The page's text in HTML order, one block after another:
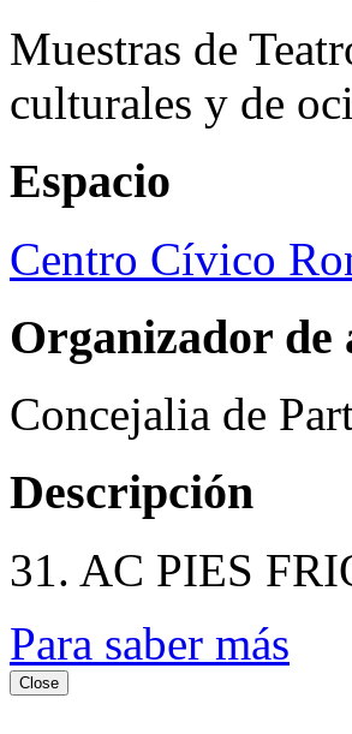
Muestras de
culturales y de
Espacio
Centro Cívico
Organizador de
Concejalia de
Descripción
31. AC PIES
Para saber más
Close